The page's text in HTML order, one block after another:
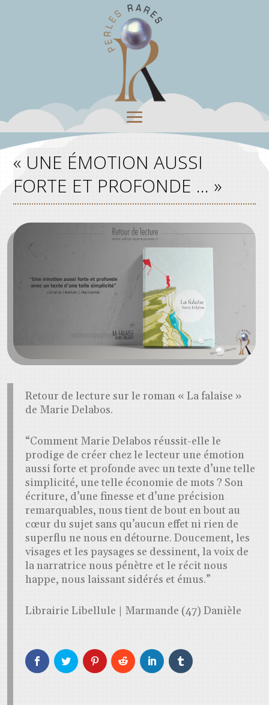
« UNE ÉMOTION AUSSI
FORTE ET PROFONDE … »
Retour de lecture sur le roman « La falaise »
de Marie Delabos.
“Comment Marie Delabos réussit-elle le
prodige de créer chez le lecteur une émotion
aussi forte et profonde avec un texte d’une telle
simplicité, une telle économie de mots ? Son
écriture, d’une finesse et d’une précision
remarquables, nous tient de bout en bout au
cœur du sujet sans qu’aucun effet ni rien de
superflu ne nous en détourne. Doucement, les
visages et les paysages se dessinent, la voix de
la narratrice nous pénètre et le récit nous
happe, nous laissant sidérés et émus.”
Librairie Libellule | Marmande (47) Danièle